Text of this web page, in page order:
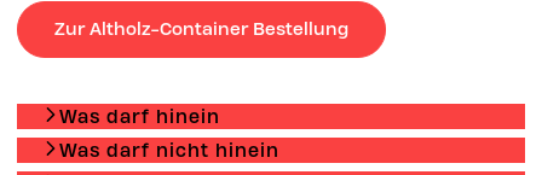
Zur Altholz-Container Bestellung
Was darf hinein
Was darf nicht hinein